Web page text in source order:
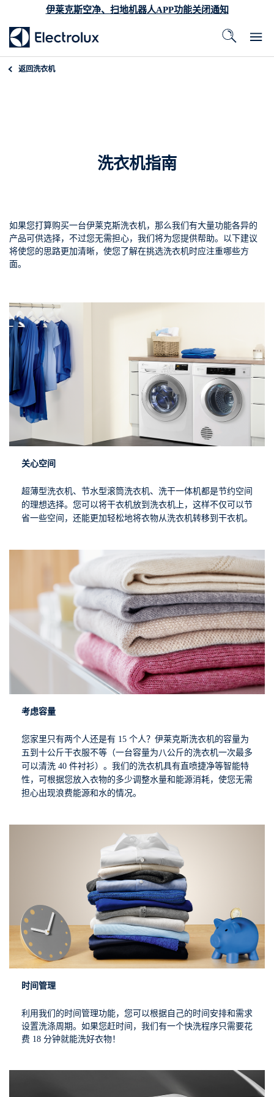
伊莱克斯空净、扫地机器人APP功能关闭通知
返回洗衣机
洗衣机指南
如果您打算购买一台伊莱克斯洗衣机，那么我们有大量功能各异的
产品可供选择，不过您无需担心，我们将为您提供帮助。以下建议
将使您的思路更加清晰，使您了解在挑选洗衣机时应注重哪些方
面。
关心空间
超薄型洗衣机、节水型滚筒洗衣机、洗干一体机都是节约空间
的理想选择。您可以将干衣机放到洗衣机上，这样不仅可以节
省一些空间，还能更加轻松地将衣物从洗衣机转移到干衣机。
考虑容量
您家里只有两个人还是有 15 个人？伊莱克斯洗衣机的容量为
五到十公斤干衣服不等（一台容量为八公斤的洗衣机一次最多
可以清洗 40 件衬衫）。我们的洗衣机具有直喷捷净等智能特
性，可根据您放入衣物的多少调整水量和能源消耗，使您无需
担心出现浪费能源和水的情况。
时间管理
利用我们的时间管理功能，您可以根据自己的时间安排和需求
设置洗涤周期。如果您赶时间，我们有一个快洗程序只需要花
费 18 分钟就能洗好衣物！